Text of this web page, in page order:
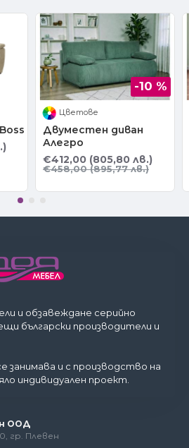
-10 %
Цветове
Двуместен диван
Алегро
€412,00 (805,80 лв.)
€458,00 (895,77 лв.)
и обзавеждане серийно
български производители и
занимава и с производство на
индивидуален проект.
ООД
гр. Плевен